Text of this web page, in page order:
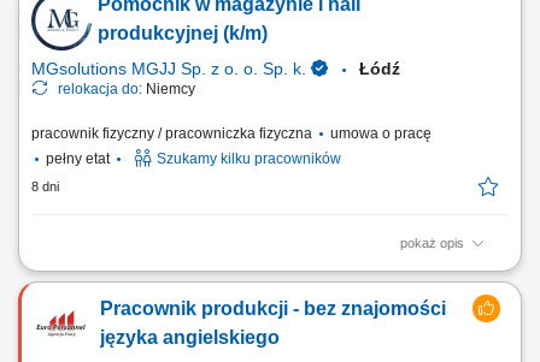
kontrola jakości produktów; Realizacja innych nieskomplikowanych
zadań magazynowo-produkcyjnych;
Pomocnik w magazynie i hali
produkcyjnej (k/m)
MGsolutions MGJJ Sp. z o. o. Sp. k. Łódź
relokacja do: Niemcy
pracownik fizyczny / pracowniczka fizyczna
umowa o pracę
pełny etat
Szukamy kilku pracowników
8 dni
pokaż opis
Opis stanowiska Proste i powtarzalne prace pomocnicze w magazynie
przyuczenia oraz znajomości języka; Pakowanie i układanie towaru;
Kontrola jakości; Inne nieskomplikowane prace pomocnicze
Pracownik produkcji - bez znajomości
języka angielskiego